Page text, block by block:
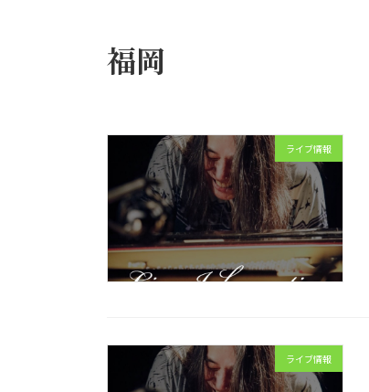
福岡
ライブ情報
ライブ情報